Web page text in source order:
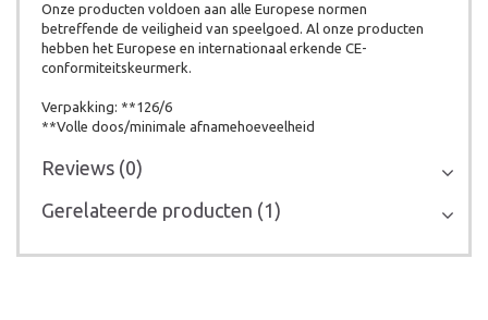
Onze producten voldoen aan alle Europese normen
betreffende de veiligheid van speelgoed. Al onze producten
hebben het Europese en internationaal erkende CE-
conformiteitskeurmerk.
Verpakking: **126/6
**Volle doos/minimale afnamehoeveelheid
Reviews (0)
Gerelateerde producten (1)